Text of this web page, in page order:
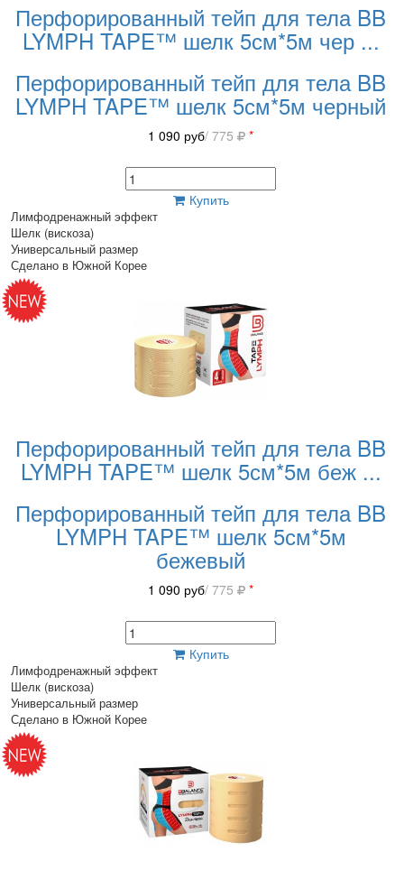
Перфорированный тейп для тела BB
LYMPH TAPE™ шелк 5см*5м чер ...
Перфорированный тейп для тела BB
LYMPH TAPE™ шелк 5см*5м черный
1 090 руб/ 775 *
Купить
Лимфодренажный эффект
Шелк (вискоза)
Универсальный размер
Сделано в Южной Корее
Перфорированный тейп для тела BB
LYMPH TAPE™ шелк 5см*5м беж ...
Перфорированный тейп для тела BB
LYMPH TAPE™ шелк 5см*5м
бежевый
1 090 руб/ 775 *
Купить
Лимфодренажный эффект
Шелк (вискоза)
Универсальный размер
Сделано в Южной Корее